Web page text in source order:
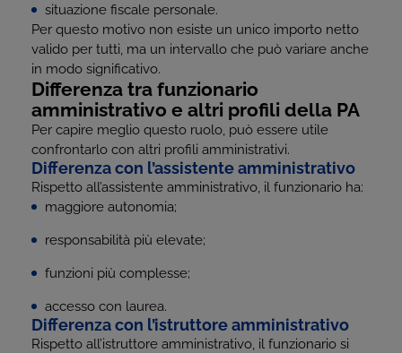
situazione fiscale personale.
Per questo motivo non esiste un unico importo netto
valido per tutti, ma un intervallo che può variare anche
in modo significativo.
Differenza tra funzionario
amministrativo e altri profili della PA
Per capire meglio questo ruolo, può essere utile
confrontarlo con altri profili amministrativi.
Differenza con l’assistente amministrativo
Rispetto all’assistente amministrativo, il funzionario ha:
maggiore autonomia;
responsabilità più elevate;
funzioni più complesse;
accesso con laurea.
Differenza con l’istruttore amministrativo
Rispetto all’istruttore amministrativo, il funzionario si